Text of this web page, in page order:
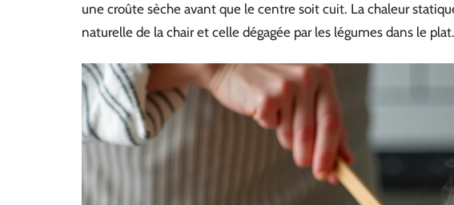
une croûte sèche avant que le centre soit cuit. La chaleur
naturelle de la chair et celle dégagée par les légumes dans le plat.